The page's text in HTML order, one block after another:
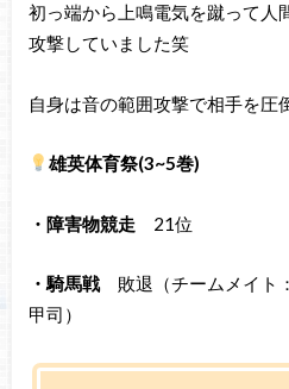
初っ端から上鳴電気を蹴って人
攻撃していました笑
自身は音の範囲攻撃で相手を圧
雄英体育祭(3~5巻)
・障害物競走 21位
・騎馬戦 敗退（チームメイト
甲司）